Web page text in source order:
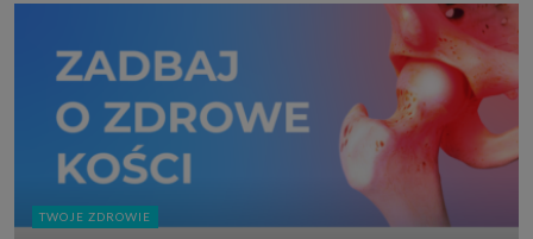
TWOJE ZDROWIE